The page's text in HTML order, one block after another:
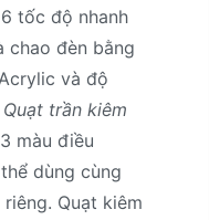
tốc độ nhanh
chao đèn bằng
và độ
Quạt trần kiêm
màu điều
dùng cùng
Quạt kiêm